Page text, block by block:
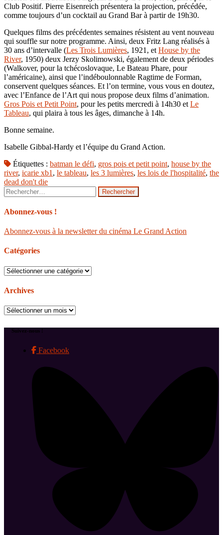
Club Positif. Pierre Eisenreich présentera la projection, précédée,
comme toujours d’un cocktail au Grand Bar à partir de 19h30.
Quelques films des précédentes semaines résistent au vent nouveau
qui souffle sur notre programme. Ainsi, deux Fritz Lang réalisés à
30 ans d’intervalle (Les Trois Lumières, 1921, et House by the
River, 1950) deux Jerzy Skolimowski, également de deux périodes
(Walkover, pour la tchécoslovaque, Le Bateau Phare, pour
l’américaine), ainsi que l’indéboulonnable Ragtime de Forman,
conservent quelques séances. Et l’on termine, vous vous en doutez,
avec l’Enfance de l’Art qui nous propose deux films d’animation.
Gros Pois et Petit Point, pour les petits mercredi à 14h30 et Le
Tableau, qui plaira à tous les âges, dimanche à 14h.
Bonne semaine.
Isabelle Gibbal-Hardy et l’équipe du Grand Action.
Étiquettes : batman le défi, gros pois et petit point, house by the
river, icarie xb1 , le tableau, les 3 lumières, les lois de l'hospitalité, the
dead don't die
Rechercher :
Abonnez-vous !
Abonnez-vous à la newsletter du cinéma Le Grand Action
Catégories
Catégories
Archives
Archives
Suivez-nous !
Facebook